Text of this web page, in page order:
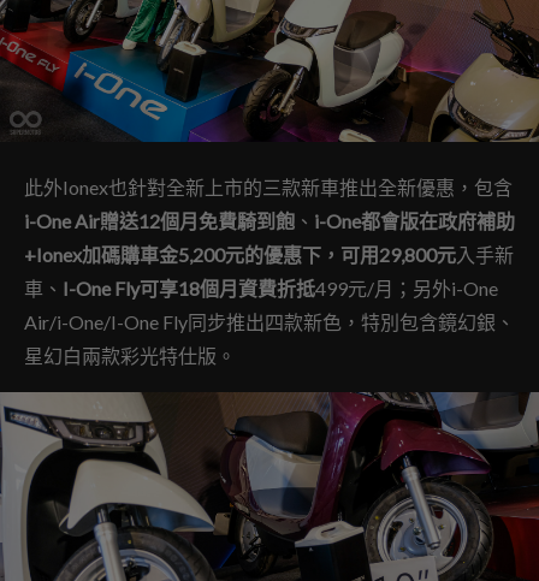
此外Ionex也針對全新上市的三款新車推出全新優惠，包含
i-One Air贈送12個月免費騎到飽 、 i-One都會版在政府補助
+Ionex加碼購車金5,200元的優惠下，可用29,800元入手新
車、 I-One Fly可享18個月資費折抵499元/月；另外i-One
Air/i-One/I-One Fly同步推出四款新色，特別包含鏡幻銀、
星幻白兩款彩光特仕版。